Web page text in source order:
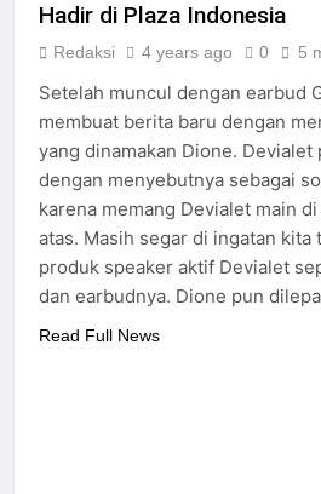
Hadir di Plaza Indonesia
Redaksi 4 years ago 0 5
Setelah muncul dengan earbud
membuat berita baru dengan
yang dinamakan Dione. Devialet
dengan menyebutnya sebagai
karena memang Devialet main
atas. Masih segar di ingatan kita
produk speaker aktif Devialet
dan earbudnya. Dione pun
Read Full News